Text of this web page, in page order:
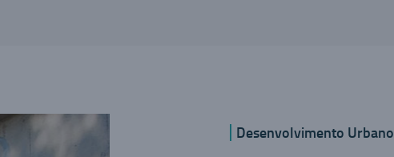
Desenvolvimento Urbano